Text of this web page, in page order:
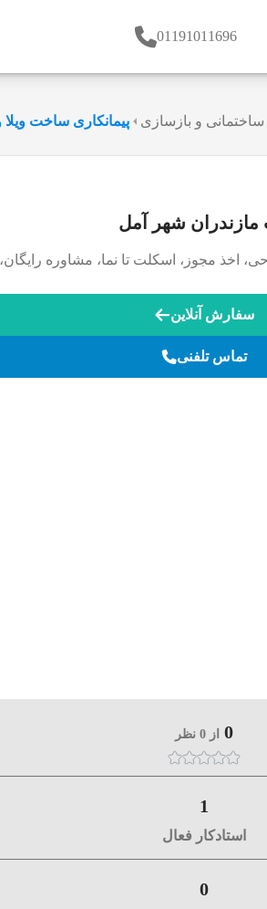
01191011696
و بازسازی پیمانکاری ساخت
مازندران شهر آمل
اخذ مجوز، اسکلت تا نما، مشاوره رایگان،
سفارش آنلاین
تماس تلفنی
0 از 0 نظر
1
استادکار فعال
0